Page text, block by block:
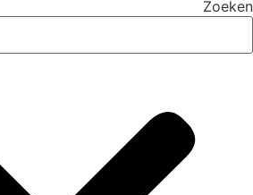
Zoeken